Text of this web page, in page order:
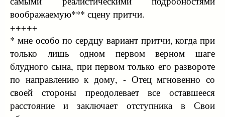
воображаемую*** сцену притчи.
+++++
* мне особо по сердцу вариант притчи, когда при
только лишь одном первом верном шаге
блудного сына, при первом только его развороте
по направлению к дому, - Отец мгновенно со
своей стороны преодолевает все оставшееся
расстояние и заключает отступника в Свои